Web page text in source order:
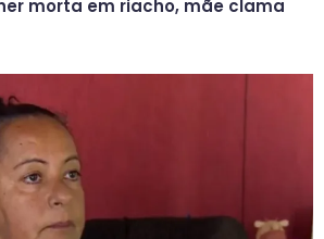
morta em riacho, mãe clama